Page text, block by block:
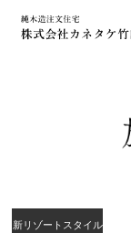
新リゾートスタイル